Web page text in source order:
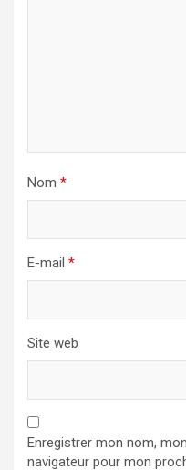
Nom *
E-mail *
Site web
Enregistrer mon nom,
navigateur pour mon